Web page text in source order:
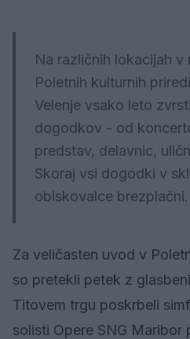
Na različnih lokacijah v
Poletnih kulturnih
Velenje vsako leto
dogodkov - od
predstav, delavnic,
Skoraj vsi dogodki v
obiskovalce brezplačni.
Za veličasten uvod v
so pretekli petek z
Titovem trgu poskrbeli
solisti Opere SNG Maribor